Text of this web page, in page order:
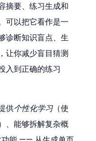
摘要、练习生成和
可以把它看作是一
诊断知识盲点、生
让你减少盲目猜测
入到正确的练习
供个性化学习（使
、能够拆解复杂概